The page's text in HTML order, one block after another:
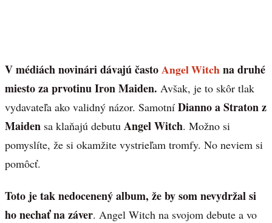
V médiách novinári dávajú častoAngel Witchna druhé
miesto za prvotinu Iron Maiden. Avšak, je to skôr tlak
vydavateľa ako validný názor. Samotní Dianno a Straton z
Maiden sa klaňajú debutu Angel Witch. Možno si
pomyslíte, že si okamžite vystrieľam tromfy. No neviem si
pomôcť.
Toto je tak nedocenený album, že by som nevydržal si
ho nechať na záver. Angel Witch na svojom debute a vo